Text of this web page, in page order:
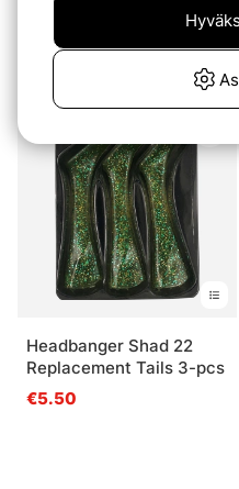
Headbanger Shad 11cm
Replacement Tails (5kpl)
Headbanger Shad 22
Replacement Tails 3-pcs
€5.50